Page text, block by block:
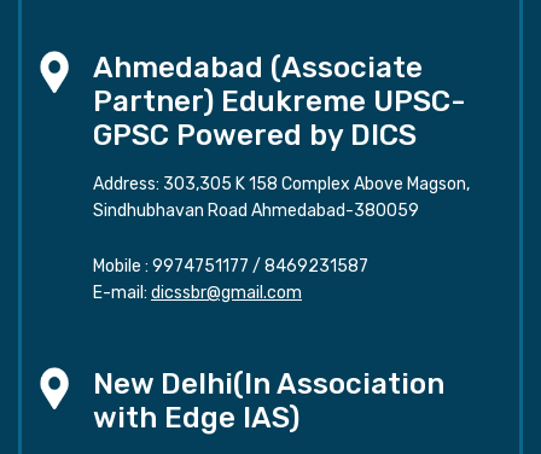
Ahmedabad (Associate
Partner) Edukreme UPSC-
GPSC Powered by DICS
Address: 303,305 K 158 Complex Above Magson,
Sindhubhavan Road Ahmedabad-380059
Mobile : 9974751177 / 8469231587
E-mail: dicssbr@gmail.com
New Delhi(In Association
with Edge IAS)